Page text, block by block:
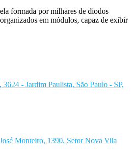
formada por milhares de diodos
em módulos, capaz de exibir
- Jardim Paulista, São Paulo - SP,
Monteiro, 1390, Setor Nova Vila